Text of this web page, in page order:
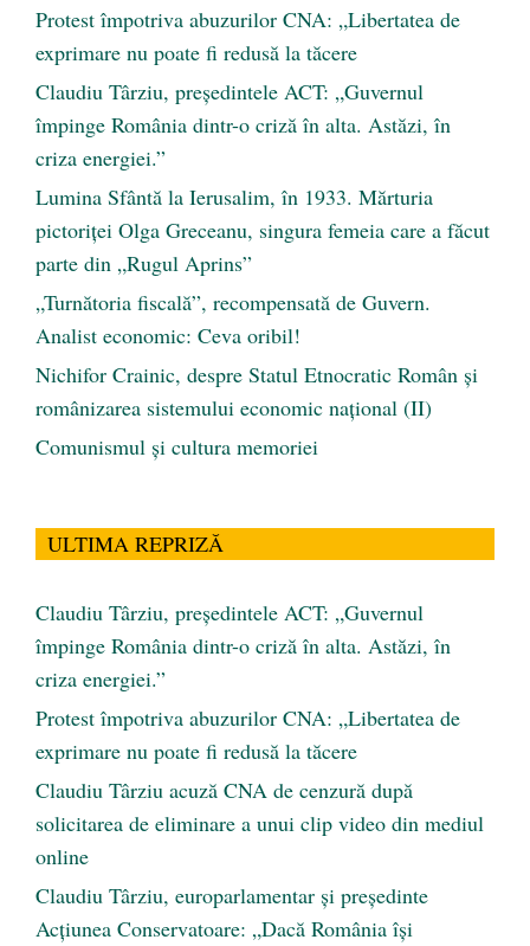
Protest împotriva abuzurilor CNA: „Libertatea de
exprimare nu poate fi redusă la tăcere
Claudiu Târziu, președintele ACT: „Guvernul
împinge România dintr-o criză în alta. Astăzi, în
criza energiei.”
Lumina Sfântă la Ierusalim, în 1933. Mărturia
pictoriței Olga Greceanu, singura femeia care a făcut
parte din „Rugul Aprins”
„Turnătoria fiscală”, recompensată de Guvern.
Analist economic: Ceva oribil!
Nichifor Crainic, despre Statul Etnocratic Român şi
românizarea sistemului economic naţional (II)
Comunismul şi cultura memoriei
ULTIMA REPRIZĂ
Claudiu Târziu, președintele ACT: „Guvernul
împinge România dintr-o criză în alta. Astăzi, în
criza energiei.”
Protest împotriva abuzurilor CNA: „Libertatea de
exprimare nu poate fi redusă la tăcere
Claudiu Târziu acuză CNA de cenzură după
solicitarea de eliminare a unui clip video din mediul
online
Claudiu Târziu, europarlamentar și președinte
Acțiunea Conservatoare: „Dacă România își